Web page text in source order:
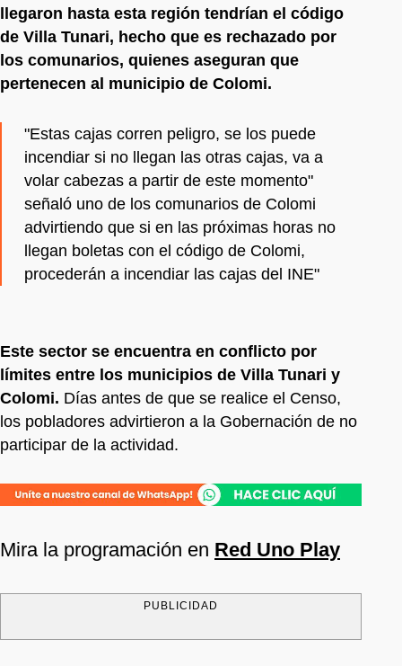
llegaron hasta esta región tendrían el código
de Villa Tunari, hecho que es rechazado por
los comunarios, quienes aseguran que
pertenecen al municipio de Colomi.
"Estas cajas corren peligro, se los puede
incendiar si no llegan las otras cajas, va a
volar cabezas a partir de este momento"
señaló uno de los comunarios de Colomi
advirtiendo que si en las próximas horas no
llegan boletas con el código de Colomi,
procederán a incendiar las cajas del INE"
Este sector se encuentra en conflicto por
límites entre los municipios de Villa Tunari y
Colomi. Días antes de que se realice el Censo,
los pobladores advirtieron a la Gobernación de no
participar de la actividad.
Mira la programación en Red Uno Play
PUBLICIDAD